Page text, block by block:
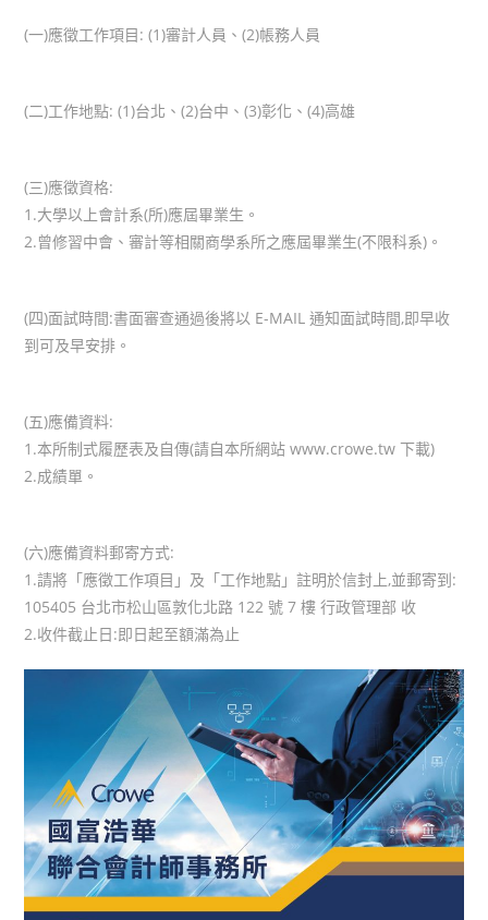
(一)應徵工作項目: (1)審計人員、(2)帳務人員
(二)工作地點: (1)台北、(2)台中、(3)彰化、(4)高雄
(三)應徵資格:
1.大學以上會計系(所)應屆畢業生。
2.曾修習中會、審計等相關商學系所之應屆畢業生(不限科系)。
(四)面試時間:書面審查通過後將以 E-MAIL 通知面試時間,即早收
到可及早安排。
(五)應備資料:
1.本所制式履歷表及自傳(請自本所網站 www.crowe.tw 下載)
2.成績單。
(六)應備資料郵寄方式:
1.請將「應徵工作項目」及「工作地點」註明於信封上,並郵寄到:
105405 台北市松山區敦化北路 122 號 7 樓 行政管理部 收
2.收件截止日:即日起至額滿為止